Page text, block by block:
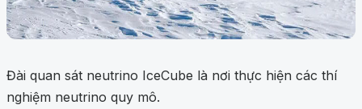
Đài quan sát neutrino IceCube là nơi thực hiện các thí
nghiệm neutrino quy mô.